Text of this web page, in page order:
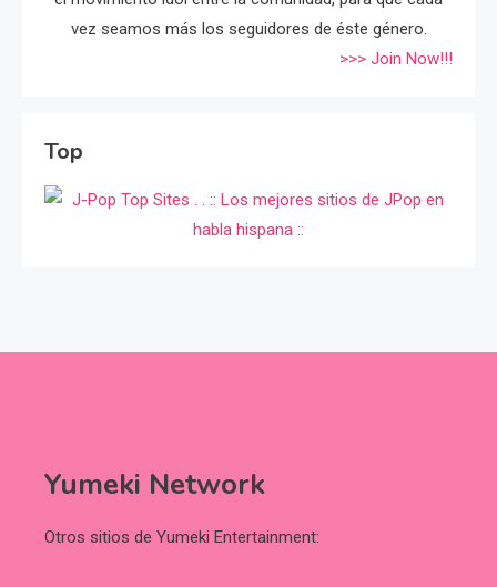
vez seamos más los seguidores de éste género.
>>> Join Now!!!
Top
Yumeki Network
Otros sitios de Yumeki Entertainment: